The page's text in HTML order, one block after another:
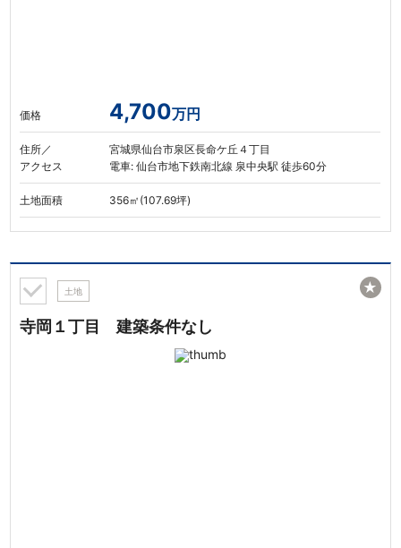
価格 4,700万円
住所／
アクセス
宮城県仙台市泉区長命ケ丘４丁目
電車: 仙台市地下鉄南北線 泉中央駅 徒歩60分
土地面積 356㎡(107.69坪)
土地
寺岡１丁目 建築条件なし
★